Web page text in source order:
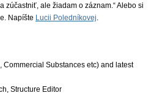
zúčastniť, ale žiadam o záznam.“ Alebo si
Napíšte Lucii Poledníkovej.
Substances etc) and latest
Structure Editor